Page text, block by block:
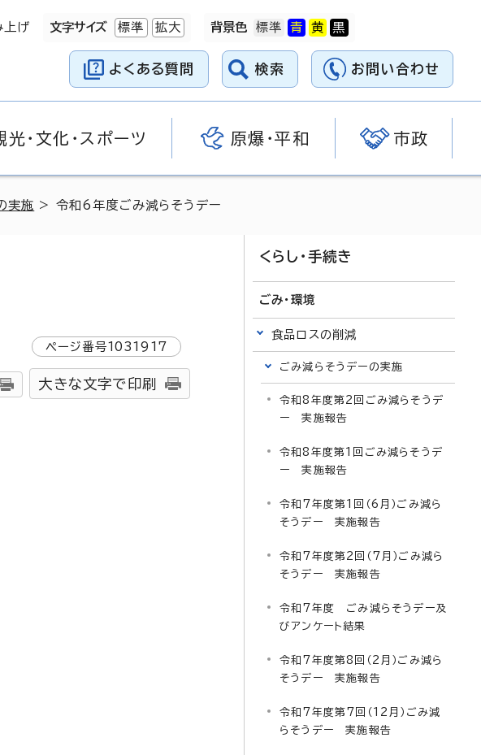
上げ 文字サイズ 標準 拡大 背景色
よくある質問 検索 お問い合わせ
光・文化・スポーツ 原爆・平和 市政
実施 > 令和6年度ごみ減らそうデー
ページ番号1031917
大きな文字で印刷
くらし・手続き
ごみ・環境
食品ロスの削減
ごみ減らそうデーの実施
令和8年度第2回ごみ減らそうデ
ー 実施報告
令和8年度第1回ごみ減らそうデ
ー 実施報告
令和7年度第1回（6月）ごみ減ら
そうデー 実施報告
令和7年度第2回（7月）ごみ減ら
そうデー 実施報告
令和7年度 ごみ減らそうデー及
びアンケート結果
令和7年度第8回（2月）ごみ減ら
そうデー 実施報告
令和7年度第7回（12月）ごみ減
らそうデー 実施報告